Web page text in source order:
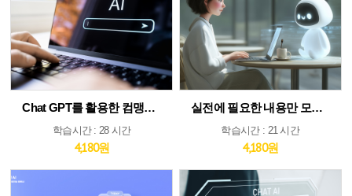
Chat GPT를 활용한 컴맹도 쉬운 AI
학습시간 : 28 시간
4,180원
실전에 필요한 내용만 모았다! ChatGPT&AI 툴 활용 가이드
학습시간 : 21 시간
4,180원